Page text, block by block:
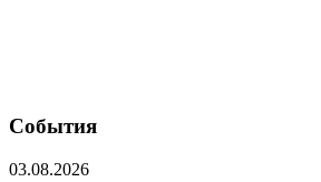
События
03.08.2026